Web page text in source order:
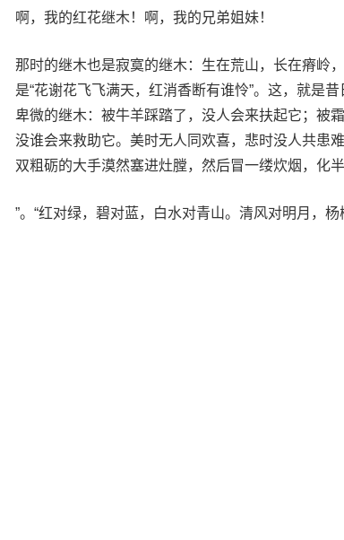
啊，我的红花继木！啊，我的兄弟姐妹！
那时的继木也是寂寞的继木：生在荒山，长在瘠岭
是“花谢花飞飞满天，红消香断有谁怜”。这，就是
卑微的继木：被牛羊踩踏了，没人会来扶起它；被
没谁会来救助它。美时无人同欢喜，悲时没人共患
双粗砺的大手漠然塞进灶膛，然后冒一缕炊烟，化
”。“红对绿，碧对蓝，白水对青山。清风对明月，